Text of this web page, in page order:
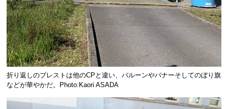
折り返しのブレストは他のCPと違い、バルーンやバナーそしてのぼり旗
などが華やかだ。Photo:Kaori ASADA